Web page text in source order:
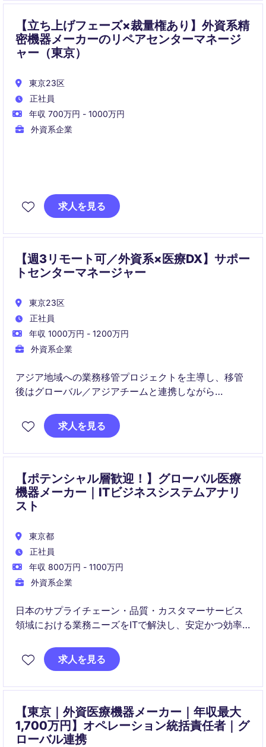
本社および国内パートナーの橋渡しとして、サービス
品質向上と市場成長をリードするポジションです。
【立ち上げフェーズ×裁量権あり】外資系精
密機器メーカーのリペアセンターマネージ
ャー（東京）
東京23区
正社員
年収 700万円 - 1000万円
外資系企業
日本におけるリペアセンターの新規立ち上げから運営
の最適化を図り、事業成長に貢献していただきます。
求人を見る
【週3リモート可／外資系×医療DX】サポー
トセンターマネージャー
東京23区
正社員
年収 1000万円 - 1200万円
外資系企業
アジア地域への業務移管プロジェクトを主導し、移管
後はグローバル／アジアチームと連携しながら
リードいただきます。
求人を見る
【ポテンシャル層歓迎！】グローバル医療
機器メーカー｜ITビジネスシステムアナリ
スト
東京都
正社員
年収 800万円 - 1100万円
外資系企業
日本のサプライチェーン・品質・カスタマーサービス
領域における業務ニーズをITで解決し、安定かつ効率
グローバルITチームと連携し、要件定義から運用・改
善まで一貫してリードします。
求人を見る
【東京｜外資医療機器メーカー｜年収最大
1,700万円】オペレーション統括責任者｜グ
ローバル連携